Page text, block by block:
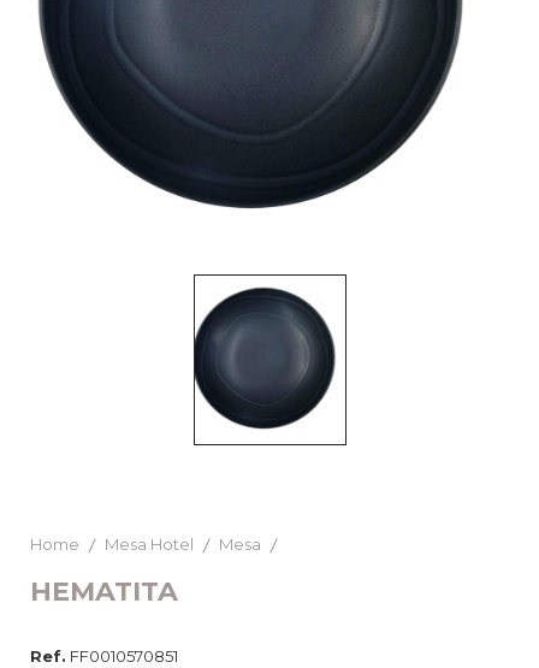
Home Mesa Hotel Mesa
HEMATITA
Ref. FF0010570851